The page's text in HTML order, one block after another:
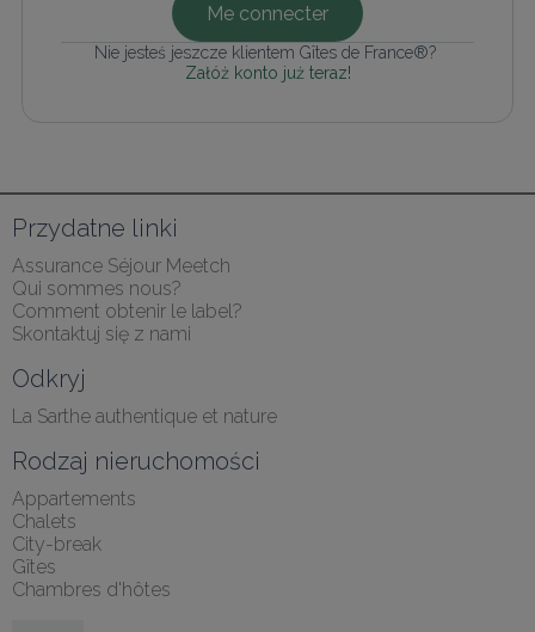
Me connecter
Nie jesteś jeszcze klientem Gîtes de France®?
Załóż konto już teraz!
Przydatne linki
Assurance Séjour Meetch
Qui sommes nous?
Comment obtenir le label?
Skontaktuj się z nami
Odkryj
La Sarthe authentique et nature
Rodzaj nieruchomości
Appartements
Chalets
City-break
Gîtes
Chambres d'hôtes